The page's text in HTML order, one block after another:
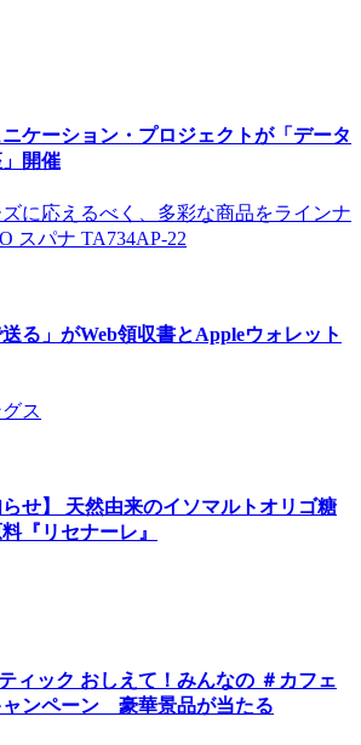
ケーション・プロジェクトが「データ
開催
に応えるべく、多彩な商品をラインナ
スパナ TA734AP-22
送る」がWeb領収書とAppleウォレット
ス
らせ】 天然由来のイソマルトオリゴ糖
『リセナーレ』
ィック おしえて！みんなの ＃カフェ
ャンペーン 豪華景品が当たる